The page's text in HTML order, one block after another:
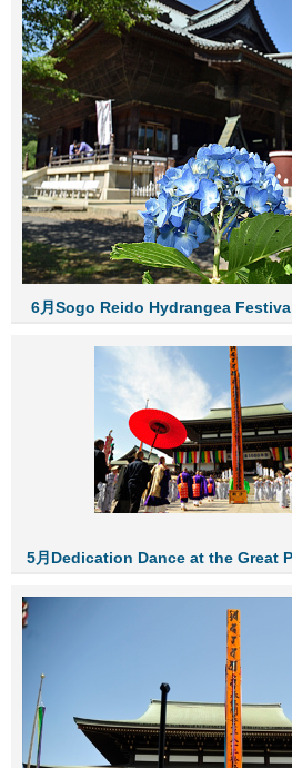
6月Sogo Reido Hydrangea
5月Dedication Dance at the Great